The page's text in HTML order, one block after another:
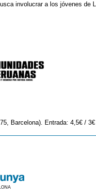
involucrar a los jóvenes de
Barcelona). Entrada: 4,5€ / 3€